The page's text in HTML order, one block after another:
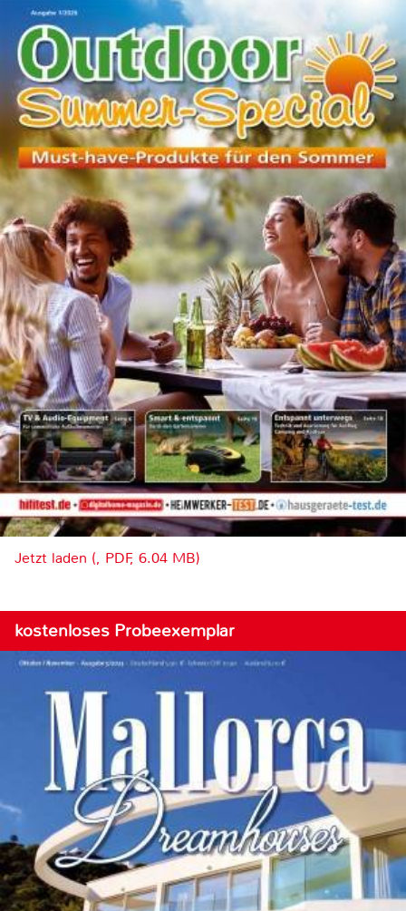
Jetzt laden (, PDF, 6.04 MB)
kostenloses Probeexemplar